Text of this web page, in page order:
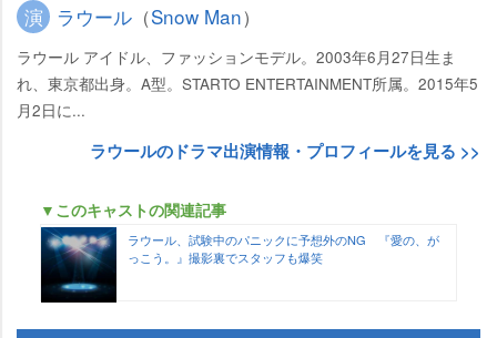
演 ラウール （Snow Man）
ラウール アイドル、ファッションモデル。2003年6月27日生ま
れ、東京都出身。A型。STARTO ENTERTAINMENT所属。2015年5
月2日に...
ラウールのドラマ出演情報・プロフィールを見る >>
▼このキャストの関連記事
ラウール、試験中のパニックに予想外のNG 『愛の、が
っこう。』撮影裏でスタッフも爆笑